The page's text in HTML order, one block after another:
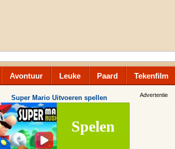
Avontuur Leuke Paard Tekenfilm
Advertentie
Super Mario Uitvoeren spellen
Spelen